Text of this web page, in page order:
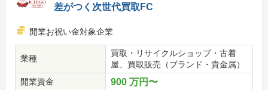
差がつく次世代買取FC
開業お祝い金対象企業
業種
買取・リサイクルショップ・古着
屋、買取販売（ブランド・貴金属）
開業資金
900 万円〜